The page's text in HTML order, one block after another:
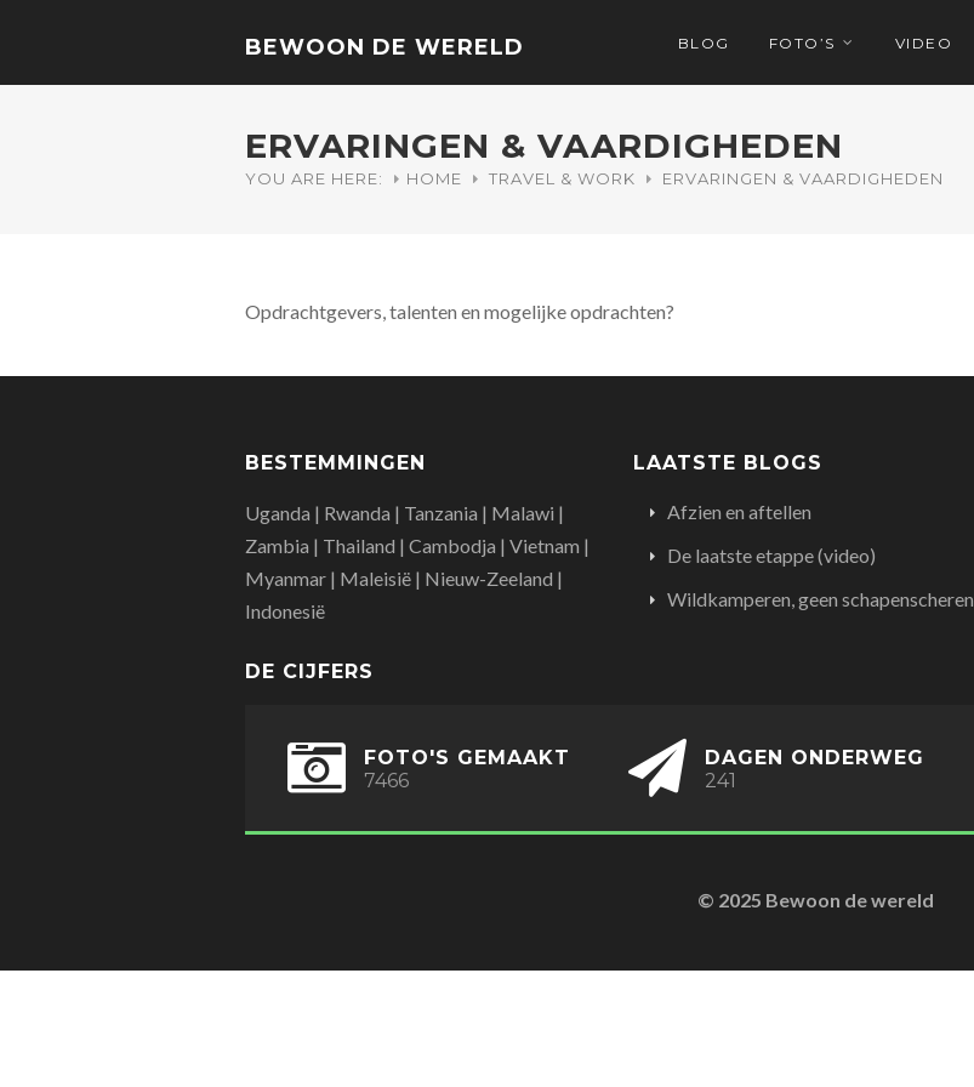
BEWOON DE WERELD BLOG FOTO’S VIDEO
ERVARINGEN & VAARDIGHEDEN
YOU ARE HERE: HOME TRAVEL & WORK ERVARINGEN & VAARDIGHEDEN
Opdrachtgevers, talenten en mogelijke opdrachten?
BESTEMMINGEN
Uganda | Rwanda | Tanzania | Malawi |
Zambia | Thailand | Cambodja | Vietnam |
Myanmar | Maleisië | Nieuw-Zeeland |
Indonesië
LAATSTE BLOGS
Afzien en aftellen
De laatste etappe (video)
Wildkamperen, geen schapenscheren
DE CIJFERS
FOTO'S GEMAAKT
7466
DAGEN ONDERWEG
241
© 2025 Bewoon de wereld